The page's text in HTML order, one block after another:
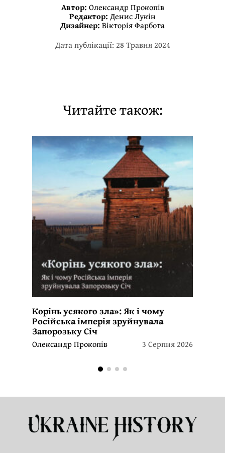
Автор: Олександр Прокопів
Редактор: Денис Лукін
Дизайнер: Вікторія Фарбота
Дата публікації: 28 Травня 2024
Читайте також:
Корінь усякого зла»: Як і чому
Російська імперія зруйнувала
Запорозьку Січ
Олександр Прокопів 3 Серпня 2026